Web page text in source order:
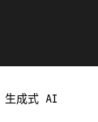
生成式 AI